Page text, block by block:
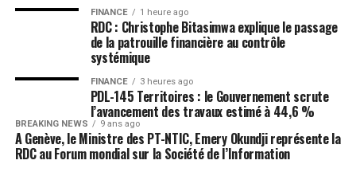
FINANCE 1 heure ago
RDC : Christophe Bitasimwa explique le passage
de la patrouille financière au contrôle
systémique
FINANCE 3 heures ago
PDL-145 Territoires : le Gouvernement scrute
l’avancement des travaux estimé à 44,6 %
BREAKING NEWS 9 ans ago
A Genève, le Ministre des PT-NTIC, Emery Okundji représente la
RDC au Forum mondial sur la Société de l’Information